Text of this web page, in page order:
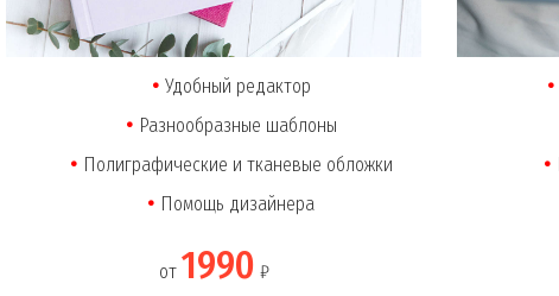
Удобный редактор
Разнообразные шаблоны
Полиграфические и тканевые обложки
Помощь дизайнера
от 1990 ₽